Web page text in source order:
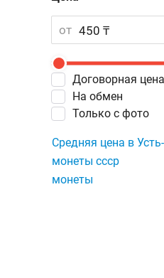
от
Договорная цена
На обмен
Только с фото
Средняя цена в
монеты ссср
монеты